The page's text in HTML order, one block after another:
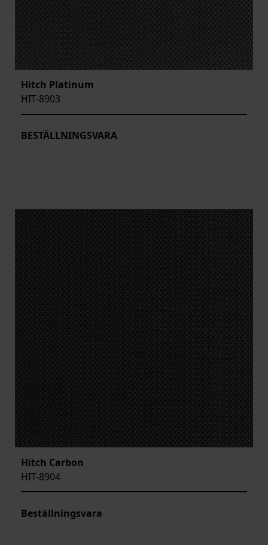
Hitch Platinum
HIT-8903
BESTÄLLNINGSVARA
Hitch Carbon
HIT-8904
Beställningsvara